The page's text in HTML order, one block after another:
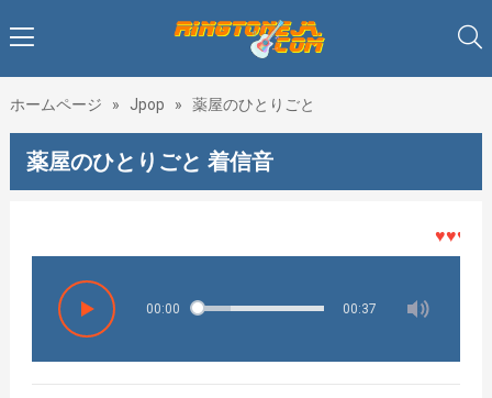
ホームページ » Jpop » 薬屋のひとりごと
薬屋のひとりごと 着信音
♥♥♥着メ
00:00 00:37